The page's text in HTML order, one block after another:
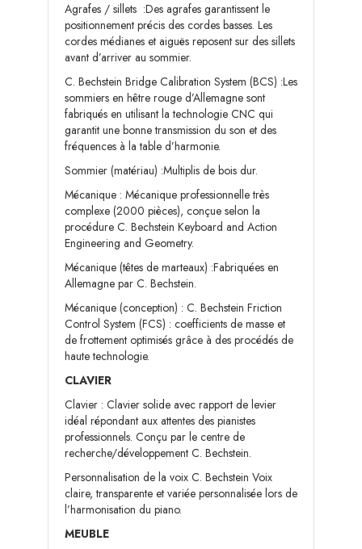
Agrafes / sillets :Des agrafes garantissent le
positionnement précis des cordes basses. Les
cordes médianes et aiguës reposent sur des sillets
avant d’arriver au sommier.
C. Bechstein Bridge Calibration System (BCS) :Les
sommiers en hêtre rouge d’Allemagne sont
fabriqués en utilisant la technologie CNC qui
garantit une bonne transmission du son et des
fréquences à la table d’harmonie.
Sommier (matériau) :Multiplis de bois dur.
Mécanique : Mécanique professionnelle très
complexe (2000 pièces), conçue selon la
procédure C. Bechstein Keyboard and Action
Engineering and Geometry.
Mécanique (têtes de marteaux) :Fabriquées en
Allemagne par C. Bechstein.
Mécanique (conception) : C. Bechstein Friction
Control System (FCS) : coefficients de masse et
de frottement optimisés grâce à des procédés de
haute technologie.
CLAVIER
Clavier : Clavier solide avec rapport de levier
idéal répondant aux attentes des pianistes
professionnels. Conçu par le centre de
recherche/développement C. Bechstein.
Personnalisation de la voix C. Bechstein Voix
claire, transparente et variée personnalisée lors de
l’harmonisation du piano.
MEUBLE